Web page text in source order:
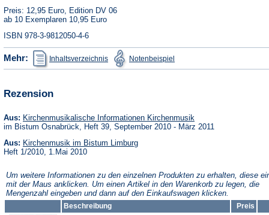
Preis: 12,95 Euro, Edition DV 06
ab 10 Exemplaren 10,95 Euro
ISBN 978-3-9812050-4-6
Mehr: Inhaltsverzeichnis
(Öffnet
in
einem
Notenbeispiel in
einem
Rezension
Aus: Kirchenmusikalische Informationen Kirchenmusik
in
im Bistum Osnabrück, Heft 39, September 2010 - März 2011
Aus: Kirchenmusik im Bistum Limburg(Öffnet
Tab)
Heft 1/2010, 1.Mai 2010
Um weitere Informationen zu den einzelnen Produkten zu erhalten, diese
mit der Maus anklicken. Um einen Artikel in den Warenkorb zu legen, die
Mengenzahl eingeben und dann auf den Einkaufswagen klicken.
Beschreibung
Preis